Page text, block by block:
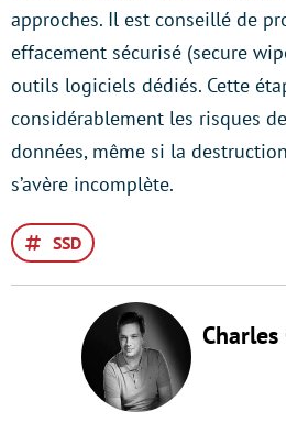
approches. Il est conseillé de
effacement sécurisé (secure
outils logiciels dédiés. Cette
considérablement les risques
données, même si la
s’avère incomplète.
SSD